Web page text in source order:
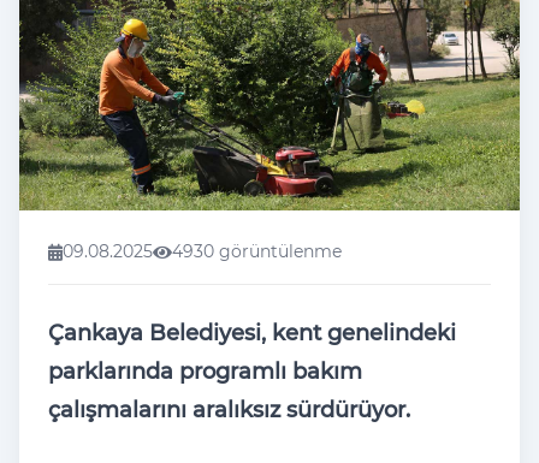
09.08.2025 4930 görüntülenme
Çankaya Belediyesi, kent genelindeki
parklarında programlı bakım
çalışmalarını aralıksız sürdürüyor.